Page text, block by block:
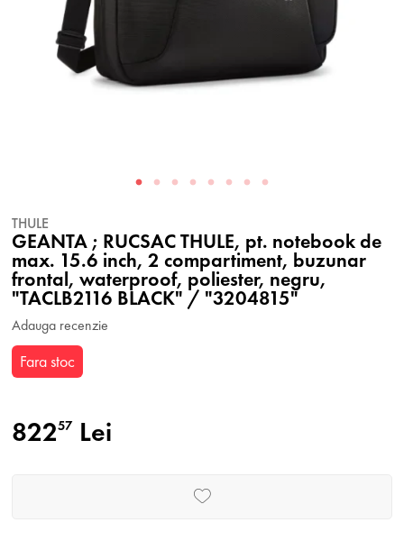
THULE
GEANTA ; RUCSAC THULE, pt. notebook de
max. 15.6 inch, 2 compartiment, buzunar
frontal, waterproof, poliester, negru,
"TACLB2116 BLACK" / "3204815"
Adauga recenzie
Fara stoc
82257 Lei